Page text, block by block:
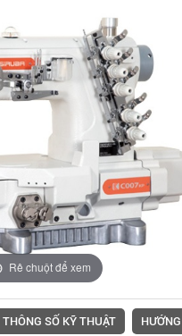
Rê chuột để xem
THÔNG SỐ KỸ THUẬT